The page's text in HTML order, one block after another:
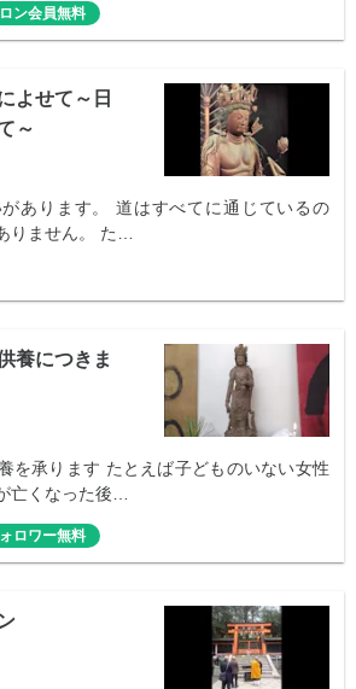
ン会員無料
よせて～日
～
あります。 道はすべてに通じているの
りません。 た…
養につきま
を承ります たとえば子どものいない女性
亡くなった後…
ロワー無料